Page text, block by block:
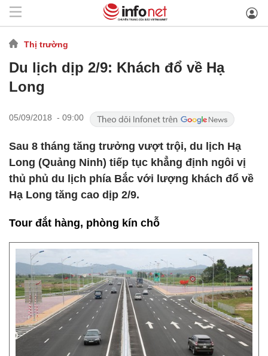
Thị trường
Du lịch dịp 2/9: Khách đổ về Hạ
Long
05/09/2018 - 09:00
Sau 8 tháng tăng trưởng vượt trội, du lịch Hạ
Long (Quảng Ninh) tiếp tục khẳng định ngôi vị
thủ phủ du lịch phía Bắc với lượng khách đổ về
Hạ Long tăng cao dịp 2/9.
Tour đắt hàng, phòng kín chỗ